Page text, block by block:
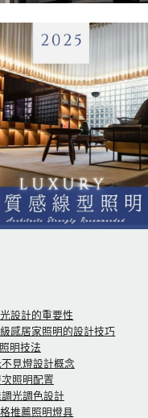
設計的重要性
感居家照明的設計技巧
明技法
見燈設計概念
照明配置
光調色設計
推薦照明燈具